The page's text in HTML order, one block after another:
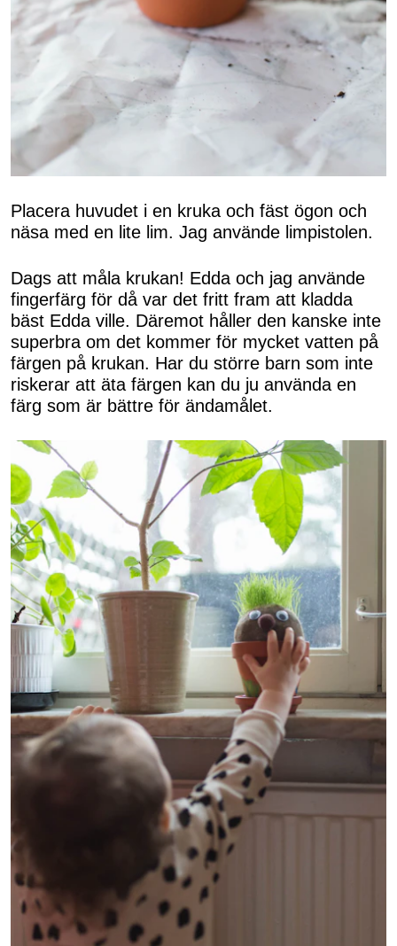
Placera huvudet i en kruka och fäst ögon och
näsa med en lite lim. Jag använde limpistolen.
Dags att måla krukan! Edda och jag använde
fingerfärg för då var det fritt fram att kladda
bäst Edda ville. Däremot håller den kanske inte
superbra om det kommer för mycket vatten på
färgen på krukan. Har du större barn som inte
riskerar att äta färgen kan du ju använda en
färg som är bättre för ändamålet.